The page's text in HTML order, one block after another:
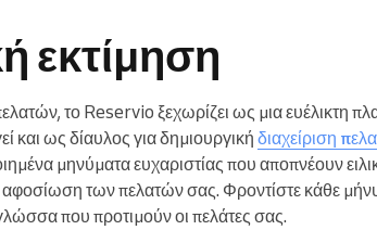
εκτίμηση
το Reservio ξεχωρίζει ως μια ευέλικτη
και ως δίαυλος για δημιουργικήδιαχείριση
μηνύματα ευχαριστίας που αποπνέουν
των πελατών σας. Φροντίστε κάθε
που προτιμούν οι πελάτες σας.